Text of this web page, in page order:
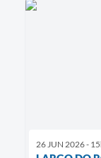
26 JUN 2026 -